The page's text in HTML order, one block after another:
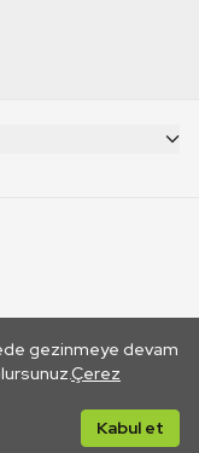
gezinmeye devam
Çerez
Kabul et
yoluyla gidilen dış